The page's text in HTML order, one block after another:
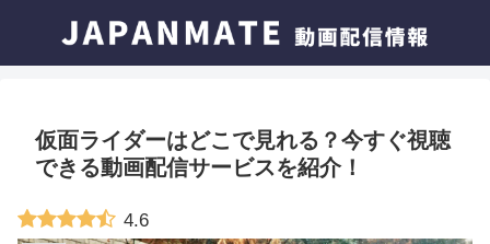
仮面ライダーはどこで見れる？今すぐ視聴
できる動画配信サービスを紹介！
4.6